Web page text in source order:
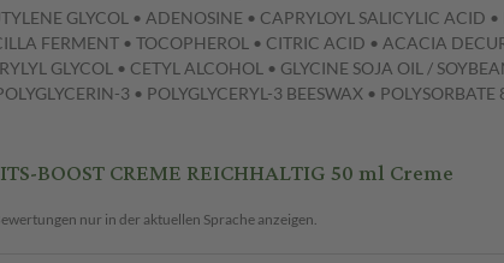
GLYCOL • ADENOSINE • CAPRYLOYL SALICYLIC
FERMENT • TOCOPHEROL • CITRIC ACID • ACACIA
GLYCOL • CETYL ALCOHOL • GLYCINE SOJA OIL /
3 • POLYGLYCERYL-3 BEESWAX •
BOOST CREME REICHHALTIG 50 ml Creme
nur in der aktuellen Sprache anzeigen.